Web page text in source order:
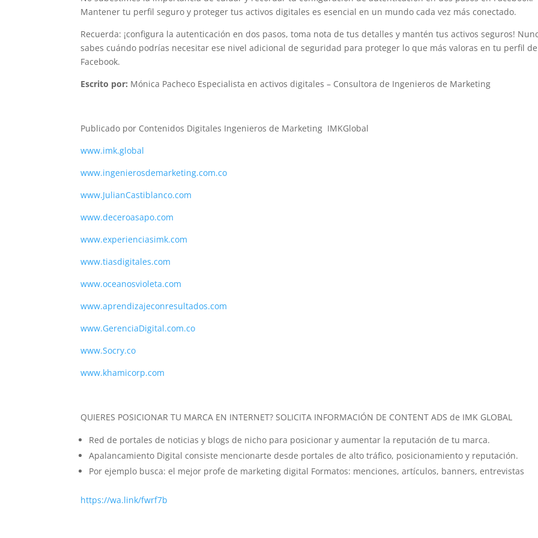
Mantener tu perfil seguro y proteger tus activos digitales es esencial en un mundo cada vez más conectado.
Recuerda: ¡configura la autenticación en dos pasos, toma nota de tus detalles y mantén tus activos seguros!
sabes cuándo podrías necesitar ese nivel adicional de seguridad para proteger lo que más valoras en tu perfil de
Facebook.
Escrito por: Mónica Pacheco Especialista en activos digitales – Consultora de Ingenieros de Marketing
Publicado por Contenidos Digitales Ingenieros de Marketing IMKGlobal
www.imk.global
www.ingenierosdemarketing.com.co
www.JulianCastiblanco.com
www.deceroasapo.com
www.experienciasimk.com
www.tiasdigitales.com
www.oceanosvioleta.com
www.aprendizajeconresultados.com
www.GerenciaDigital.com.co
www.Socry.co
www.khamicorp.com
QUIERES POSICIONAR TU MARCA EN INTERNET? SOLICITA INFORMACIÓN DE CONTENT ADS de IMK GLOBAL
Red de portales de noticias y blogs de nicho para posicionar y aumentar la reputación de tu marca.
Apalancamiento Digital consiste mencionarte desde portales de alto tráfico, posicionamiento y reputación.
Por ejemplo busca: el mejor profe de marketing digital Formatos: menciones, artículos, banners, entrevistas
https://wa.link/fwrf7b